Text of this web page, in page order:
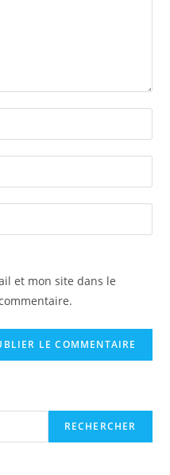
et mon site dans le
RECHERCHER